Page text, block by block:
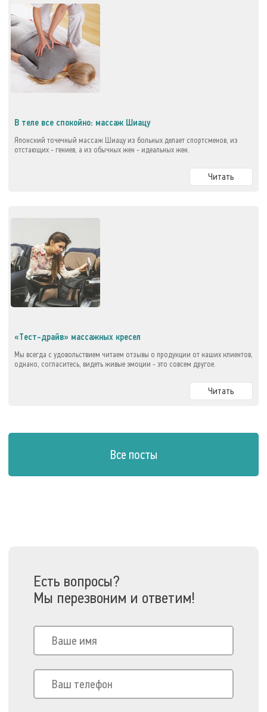
В теле все спокойно: массаж Шиацу
Японский точечный массаж Шиацу из больных делает спортсменов, из
отстающих - гениев, а из обычных жен - идеальных жен.
Читать
«Тест-драйв» массажных кресел
Мы всегда с удовольствием читаем отзывы о продукции от наших клиентов,
однако, согласитесь, видеть живые эмоции - это совсем другое.
Читать
Все посты
Есть вопросы?
Мы перезвоним и ответим!